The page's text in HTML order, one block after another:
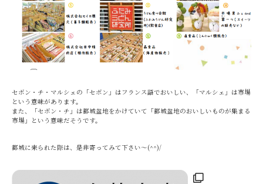
セボン・チ・マルシェの「セボン」はフランス語でおいしい、「マルシェ」は市場
という意味があります。
また、「セボン・チ」は都城盆地をかけていて「都城盆地のおいしいものが集まる
市場」という意味だそうです。
都城に来られた際は、是非寄ってみて下さい～(^^)/